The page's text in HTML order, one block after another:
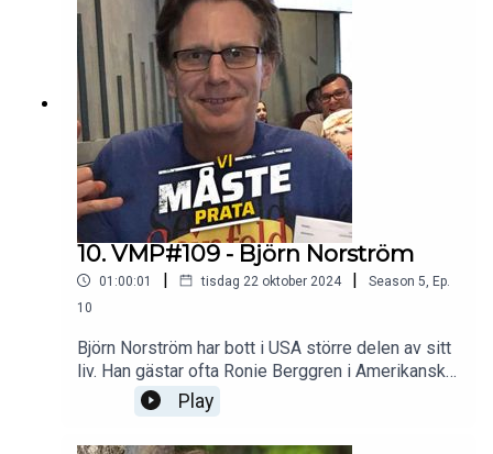
10. VMP#109 - Björn Norström
01:00:01 | tisdag 22 oktober 2024 | Season 5, Ep.
10
Björn Norström har bott i USA större delen av sitt
liv. Han gästar ofta Ronie Berggren i Amerikanska
Nyhetsanalyser och skriver texter om ett USA
som sällan dyker upp i övrig mediarapportering
här hemma. Med en frispråkighet utöver det
Play